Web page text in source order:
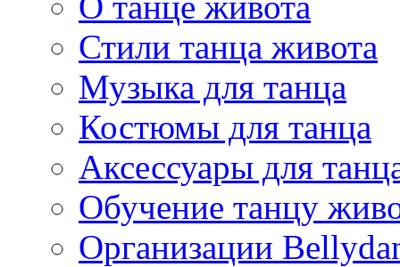
Стили танца живота
Музыка для танца
Костюмы для танца
Аксессуары для
Обучение танцу
Организации